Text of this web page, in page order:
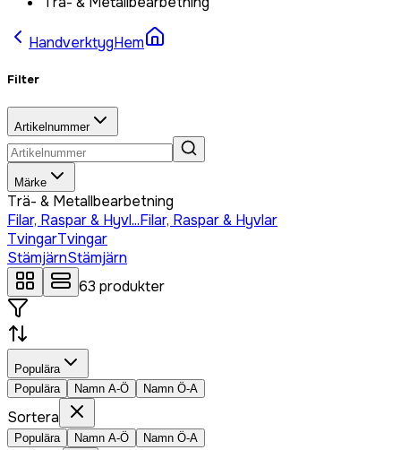
HandverktygHem
Filter
Artikelnummer
Märke
Trä- & Metallbearbetning
Filar, Raspar & Hyvl...Filar, Raspar & Hyvlar
TvingarTvingar
StämjärnStämjärn
63 produkter
Populära
Populära
Namn A-Ö Namn Ö-A
Sortera
Populära Namn A-Ö Namn Ö-A